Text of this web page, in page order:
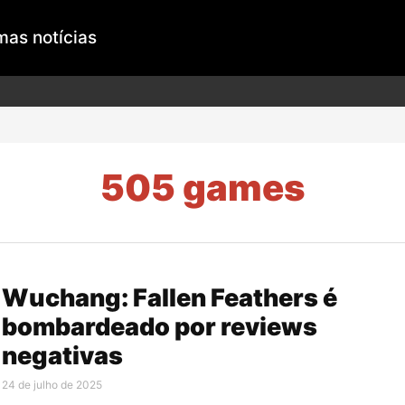
notícias
505 games
Wuchang: Fallen Feathers é
bombardeado por reviews
negativas
24 de julho de 2025